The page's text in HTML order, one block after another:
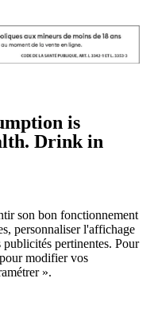
is
Drink in
son bon fonctionnement
personnaliser l'affichage
publicités pertinentes. Pour
modifier vos
».